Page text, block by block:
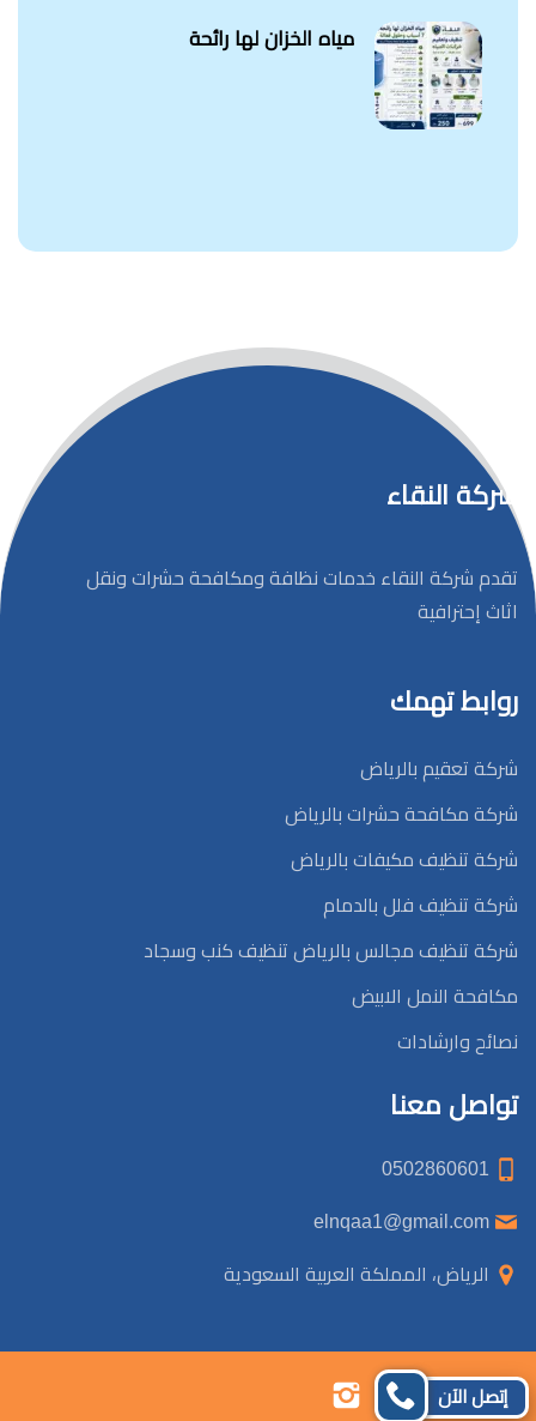
مياه الخزان لها رائحة
شركة النقاء
تقدم شركة النقاء خدمات نظافة ومكافحة حشرات ونقل
اثاث إحترافية
روابط تهمك
شركة تعقيم بالرياض
شركة مكافحة حشرات بالرياض
شركة تنظيف مكيفات بالرياض
شركة تنظيف فلل بالدمام
شركة تنظيف مجالس بالرياض تنظيف كنب وسجاد
مكافحة النمل الابيض
نصائح وارشادات
تواصل معنا
الرياض، المملكة العربية السعودية
تابعنا
تابعنا
تابعنا
إتصل الآن